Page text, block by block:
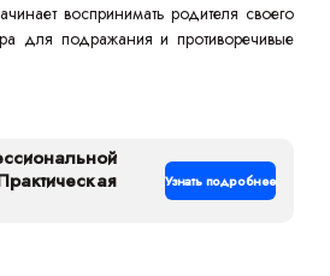
воспринимать родителя своего
для подражания и противоречивые
Узнать подробнее